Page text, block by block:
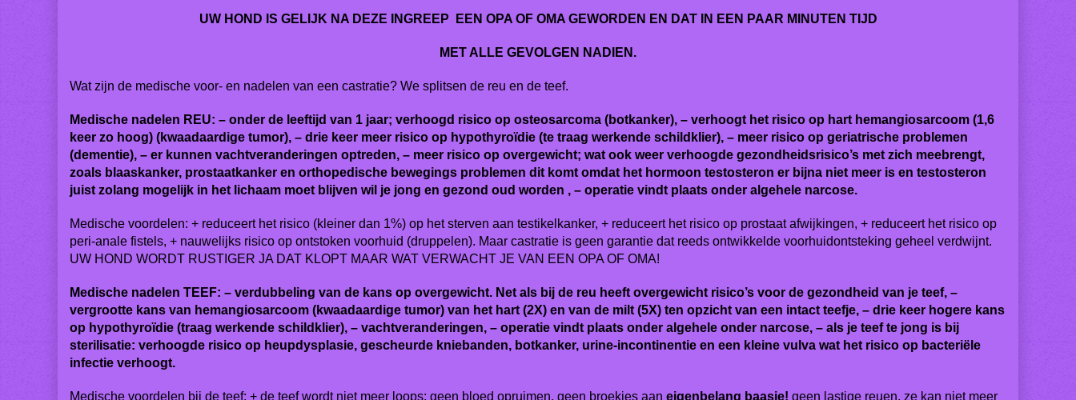
UW HOND IS GELIJK NA DEZE INGREEP EEN OPA OF OMA GEWORDEN EN DAT IN EEN PAAR MINUTEN TIJD
MET ALLE GEVOLGEN NADIEN.
Wat zijn de medische voor- en nadelen van een castratie? We splitsen de reu en de teef.
Medische nadelen REU: – onder de leeftijd van 1 jaar; verhoogd risico op osteosarcoma (botkanker), – verhoogt het risico op hart hemangiosarcoom (1,6
keer zo hoog) (kwaadaardige tumor), – drie keer meer risico op hypothyroïdie (te traag werkende schildklier), – meer risico op geriatrische problemen
(dementie), – er kunnen vachtveranderingen optreden, – meer risico op overgewicht; wat ook weer verhoogde gezondheidsrisico’s met zich meebrengt,
zoals blaaskanker, prostaatkanker en orthopedische bewegings problemen dit komt omdat het hormoon testosteron er bijna niet meer is en testosteron
juist zolang mogelijk in het lichaam moet blijven wil je jong en gezond oud worden , – operatie vindt plaats onder algehele narcose.
Medische voordelen: + reduceert het risico (kleiner dan 1%) op het sterven aan testikelkanker, + reduceert het risico op prostaat afwijkingen, + reduceert het risico op
peri-anale fistels, + nauwelijks risico op ontstoken voorhuid (druppelen). Maar castratie is geen garantie dat reeds ontwikkelde voorhuidontsteking geheel verdwijnt.
UW HOND WORDT RUSTIGER JA DAT KLOPT MAAR WAT VERWACHT JE VAN EEN OPA OF OMA!
Medische nadelen TEEF: – verdubbeling van de kans op overgewicht. Net als bij de reu heeft overgewicht risico’s voor de gezondheid van je teef, –
vergrootte kans van hemangiosarcoom (kwaadaardige tumor) van het hart (2X) en van de milt (5X) ten opzicht van een intact teefje, – drie keer hogere kans
op hypothyroïdie (traag werkende schildklier), – vachtveranderingen, – operatie vindt plaats onder algehele onder narcose, – als je teef te jong is bij
sterilisatie: verhoogde risico op heupdysplasie, gescheurde kniebanden, botkanker, urine-incontinentie en een kleine vulva wat het risico op bacteriële
infectie verhoogt.
Medische voordelen bij de teef: + de teef wordt niet meer loops; geen bloed opruimen, geen broekjes aan eigenbelang baasje! geen lastige reuen, ze kan niet meer